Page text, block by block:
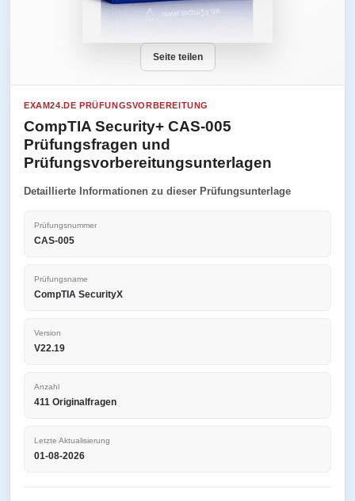
Seite teilen
EXAM24.DE PRÜFUNGSVORBEREITUNG
CompTIA Security+ CAS-005
Prüfungsfragen und
Prüfungsvorbereitungsunterlagen
Detaillierte Informationen zu dieser Prüfungsunterlage
Prüfungsnummer
CAS-005
Prüfungsname
CompTIA SecurityX
Version
V22.19
Anzahl
411 Originalfragen
Letzte Aktualisierung
01-08-2026